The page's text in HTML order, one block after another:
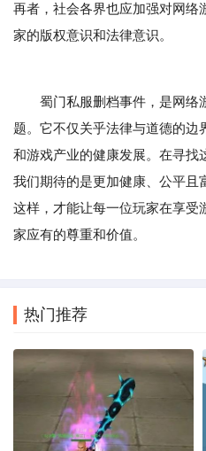
再者，社会各界也应加强对网络
家的版权意识和法律意识。
蜀门私服删档事件，是网络
题。它不仅关乎法律与道德的边
和游戏产业的健康发展。在寻找
我们期待的是更加健康、公平且
这样，才能让每一位玩家在享受
家应有的尊重和价值。
热门推荐